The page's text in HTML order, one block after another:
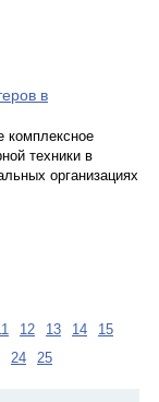
в
комплексное
техники в
организациях
12 13 14
15
24 25